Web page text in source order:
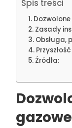
Spis treści
Zasady
Obsługa,
Źródła: